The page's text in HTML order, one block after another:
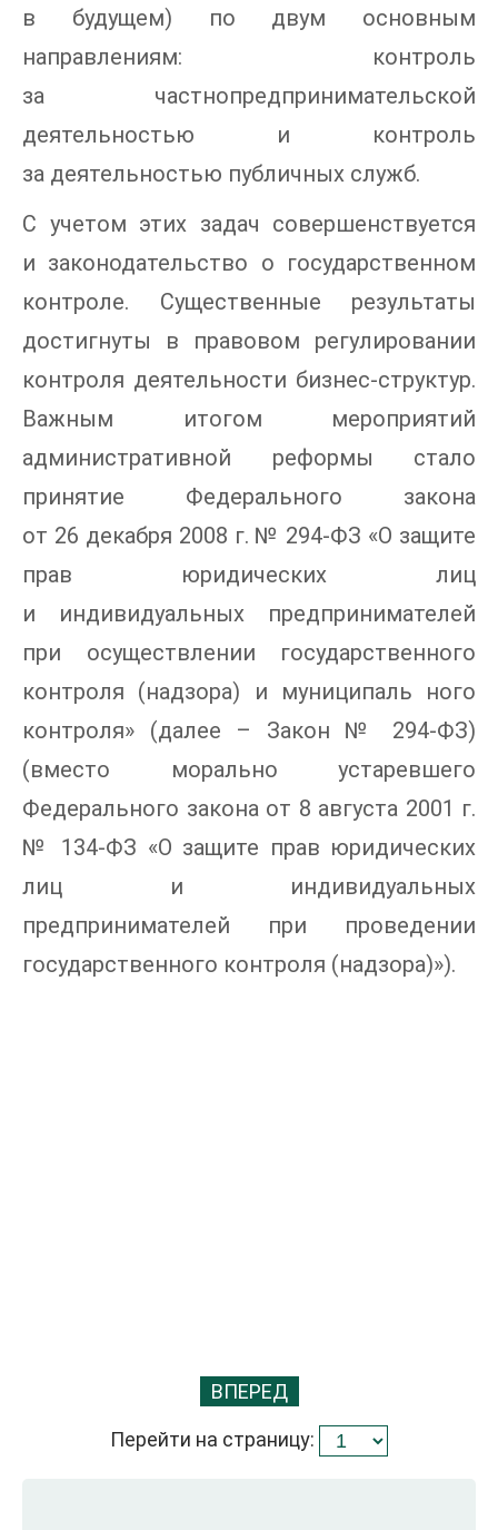
в будущем) по двум основным
направлениям: контроль
за частнопредпринимательской
деятельностью и контроль
за деятельностью публичных служб.
С учетом этих задач совершенствуется
и законодательство о государственном
контроле. Существенные результаты
достигнуты в правовом регулировании
контроля деятельности бизнес-структур.
Важным итогом мероприятий
административной реформы стало
принятие Федерального закона
от 26 декабря 2008 г. № 294-ФЗ «О защите
прав юридических лиц
и индивидуальных предпринимателей
при осуществлении государственного
контроля (надзора) и муниципаль ного
контроля» (далее – Закон № 294-ФЗ)
(вместо морально устаревшего
Федерального закона от 8 августа 2001 г.
№ 134-ФЗ «О защите прав юридических
лиц и индивидуальных
предпринимателей при проведении
государственного контроля (надзора)»).
ВПЕРЕД
Перейти на страницу: